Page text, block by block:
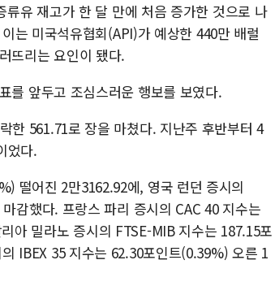
류유 재고가 한 달 만에 처음 증가한 것으로 나
는 미국석유협회(API)가 예상한 440만 배럴
뜨리는 요인이 됐다.
를 앞두고 조심스러운 행보를 보였다.
한 561.71로 장을 마쳤다. 지난주 후반부터 4
었다.
떨어진 2만3162.92에, 영국 런던 증시의
감했다. 프랑스 파리 증시의 CAC 40 지수는
아 밀라노 증시의 FTSE-MIB 지수는 187.15포
IBEX 35 지수는 62.30포인트(0.39%) 오른 1